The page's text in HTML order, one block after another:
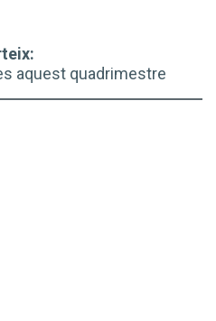
aquest quadrimestre